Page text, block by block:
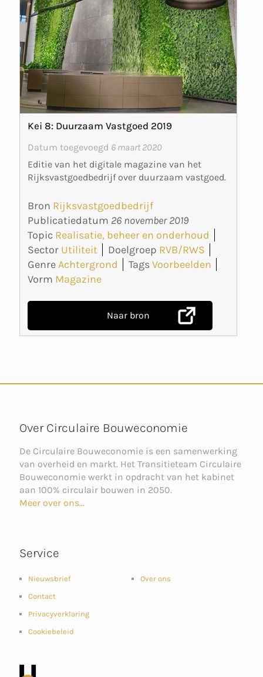
Kei 8: Duurzaam Vastgoed 2019
Datum toegevoegd 6 maart 2020
Editie van het digitale magazine van het
Rijksvastgoedbedrijf over duurzaam vastgoed.
Bron Rijksvastgoedbedrijf
Publicatiedatum 26 november 2019
Topic Realisatie, beheer en onderhoud
Sector Utiliteit Doelgroep RVB/RWS
GenreAchtergrond TagsVoorbeelden
Vorm Magazine
Naar bron
Over Circulaire Bouweconomie
De Circulaire Bouweconomie is een samenwerking
van overheid en markt. Het Transitieteam Circulaire
Bouweconomie werkt in opdracht van het kabinet
aan 100% circulair bouwen in 2050.
Meer over ons...
Service
Nieuwsbrief
Contact
Privacyverklaring
Cookiebeleid
Over ons